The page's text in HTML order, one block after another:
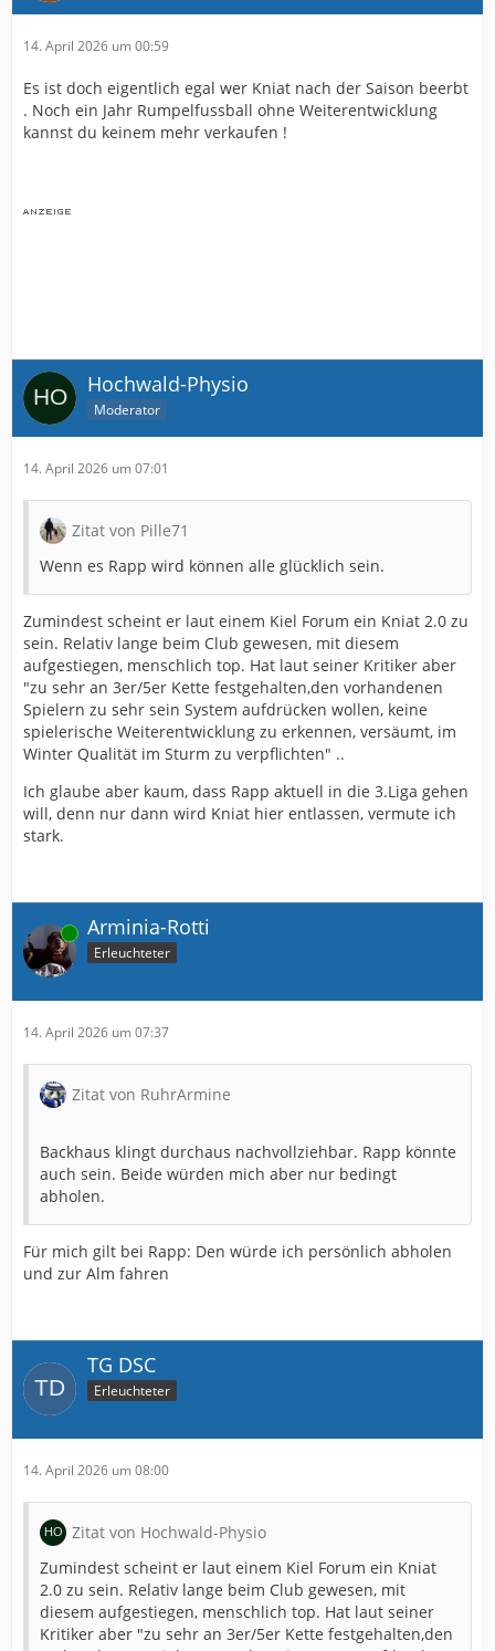
14. April 2026 um 00:59
Es ist doch eigentlich egal wer Kniat nach der Saison beerbt
. Noch ein Jahr Rumpelfussball ohne Weiterentwicklung
kannst du keinem mehr verkaufen !
Hochwald-Physio
Moderator
14. April 2026 um 07:01
Zitat von Pille71
Wenn es Rapp wird können alle glücklich sein.
Zumindest scheint er laut einem Kiel Forum ein Kniat 2.0 zu
sein. Relativ lange beim Club gewesen, mit diesem
aufgestiegen, menschlich top. Hat laut seiner Kritiker aber
"zu sehr an 3er/5er Kette festgehalten,den vorhandenen
Spielern zu sehr sein System aufdrücken wollen, keine
spielerische Weiterentwicklung zu erkennen, versäumt, im
Winter Qualität im Sturm zu verpflichten" ..
Ich glaube aber kaum, dass Rapp aktuell in die 3.Liga gehen
will, denn nur dann wird Kniat hier entlassen, vermute ich
stark.
Online Arminia-Rotti
Erleuchteter
14. April 2026 um 07:37
Zitat von RuhrArmine
Backhaus klingt durchaus nachvollziehbar. Rapp könnte
auch sein. Beide würden mich aber nur bedingt
abholen.
Für mich gilt bei Rapp: Den würde ich persönlich abholen
und zur Alm fahren
TG DSC
Erleuchteter
14. April 2026 um 08:00
Zitat von Hochwald-Physio
Zumindest scheint er laut einem Kiel Forum ein Kniat
2.0 zu sein. Relativ lange beim Club gewesen, mit
diesem aufgestiegen, menschlich top. Hat laut seiner
Kritiker aber "zu sehr an 3er/5er Kette festgehalten,den